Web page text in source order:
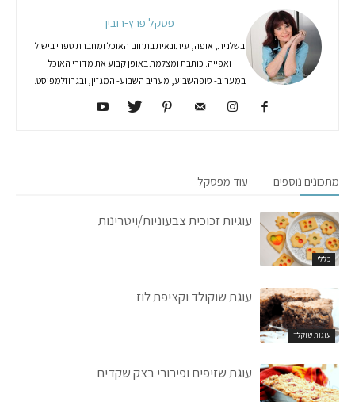
פסקל פרץ-רובין
בשלנית, אופה, עיתונאית בתחום האוכל ומחברת ספרי בישול
ואפייה. כותבת ומצלמת באופן קבוע את מדורי האוכל
במעריב- סופהשבוע, מעריב השבוע- המגזין, ובגרוזלמפוסט.
מתכונים נוספים עוד מפסקל
כללי
עוגיות זכוכית צבעוניות/ויטרינות
עוגות שוקלד
עוגת שוקולד וקציפת לוז
עוגת שזיפים ופירורי בצק שקדים